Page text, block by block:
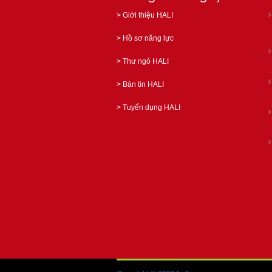
> Giới thiệu HALI
> Hồ sơ năng lực
> Thư ngỏ HALI
> Bản tin HALI
> Tuyển dụng HALI